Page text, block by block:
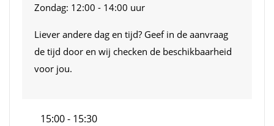
Zondag: 12:00 - 14:00 uur
Liever andere dag en tijd? Geef in de aanvraag
de tijd door en wij checken de beschikbaarheid
voor jou.
15:00 - 15:30